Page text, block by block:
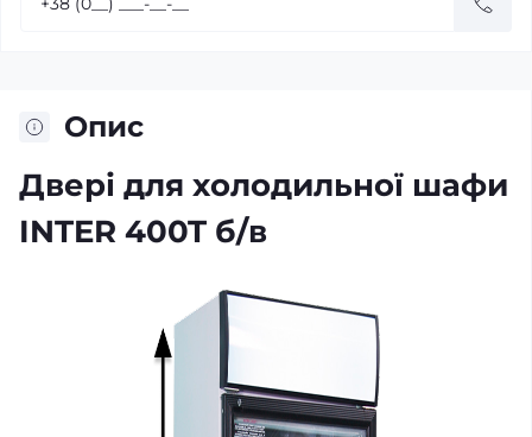
Опис
Двері для холодильної шафи
INTER 400T б/в